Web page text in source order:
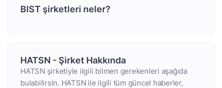
BIST şirketleri neler?
HATSN - Şirket Hakkında
HATSN şirketiyle ilgili bilmen gerekenleri aşağıda
bulabilirsin. HATSN ile ilgili tüm güncel haberler,